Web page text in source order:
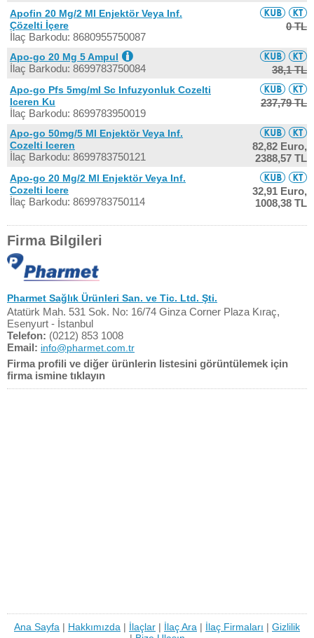
Apofin 20 Mg/2 Ml Enjektör Veya Inf.
Çözelti İçere
İlaç Barkodu: 8680955750087
0 TL
Apo-go 20 Mg 5 Ampul
İlaç Barkodu: 8699783750084 38,1 TL
Apo-go Pfs 5mg/ml Sc Infuzyonluk Cozelti
Iceren Ku
İlaç Barkodu: 8699783950019
237,79 TL
Apo-go 50mg/5 Ml Enjektör Veya Inf.
Cozelti Iceren
İlaç Barkodu: 8699783750121
82,82 Euro,
2388,57 TL
Apo-go 20 Mg/2 Ml Enjektör Veya Inf.
Cozelti Icere
İlaç Barkodu: 8699783750114
32,91 Euro,
1008,38 TL
Firma Bilgileri
Pharmet Sağlık Ürünleri San. ve Tic. Ltd. Şti.
Atatürk Mah. 531 Sok. No: 16/74 Ginza Corner Plaza Kıraç,
Esenyurt - İstanbul
Telefon: (0212) 853 1008
Email: info@pharmet.com.tr
Firma profili ve diğer ürünlerin listesini görüntülemek için
firma ismine tıklayın
Ana Sayfa | Hakkımızda | İlaçlar | İlaç Ara | İlaç Firmaları | Gizlilik